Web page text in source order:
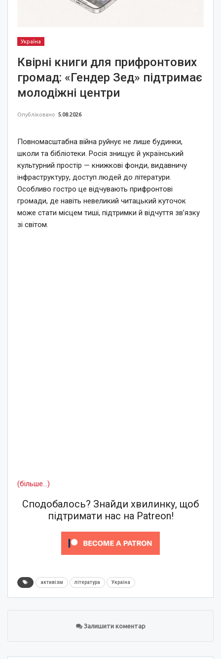
Україна
Квірні книги для прифронтових
громад: «Гендер Зед» підтримає
молодіжні центри
Опубліковано 5.08.2026
Повномасштабна війна руйнує не лише будинки,
школи та бібліотеки. Росія знищує й український
культурний простір — книжкові фонди, видавничу
інфраструктуру, доступ людей до літератури.
Особливо гостро це відчувають прифронтові
громади, де навіть невеликий читацький куточок
може стати місцем тиші, підтримки й відчуття зв’язку
зі світом.
(більше…)
Сподобалось? Знайди хвилинку, щоб
підтримати нас на Patreon!
активізм література Україна
Залишити коментар